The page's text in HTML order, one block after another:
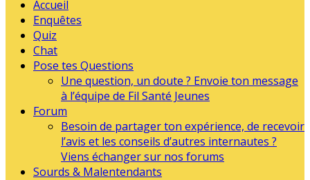
Accueil
Enquêtes
Quiz
Chat
Pose tes Questions
Une question, un doute ? Envoie ton message
à l’équipe de Fil Santé Jeunes
Forum
Besoin de partager ton expérience, de recevoir
l’avis et les conseils d’autres internautes ?
Viens échanger sur nos forums
Sourds & Malentendants